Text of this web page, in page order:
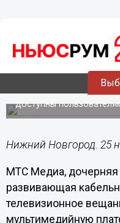
25.11.202016:20
Онлайн-
сотрудничать с
Первые фильмы от
доступны
Нижний Новгород. 25
МТС Медиа,
развивающая
телевизионное
мультимедийную